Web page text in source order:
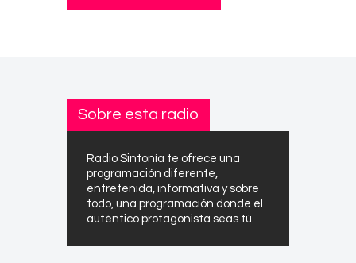
Sobre esta radio
Radio Sintonía te ofrece una
programación diferente,
entretenida, informativa y sobre
todo, una programación donde el
auténtico protagonista seas tú.